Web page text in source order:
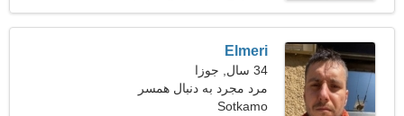
Elmeri
34 سال, جوزا
مرد مجرد به دنبال همسر
Sotkamo